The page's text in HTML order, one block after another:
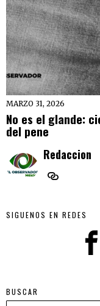
MARZO 31, 2026
No es el glande:
del pene
Redaccion
SIGUENOS EN REDES
BUSCAR